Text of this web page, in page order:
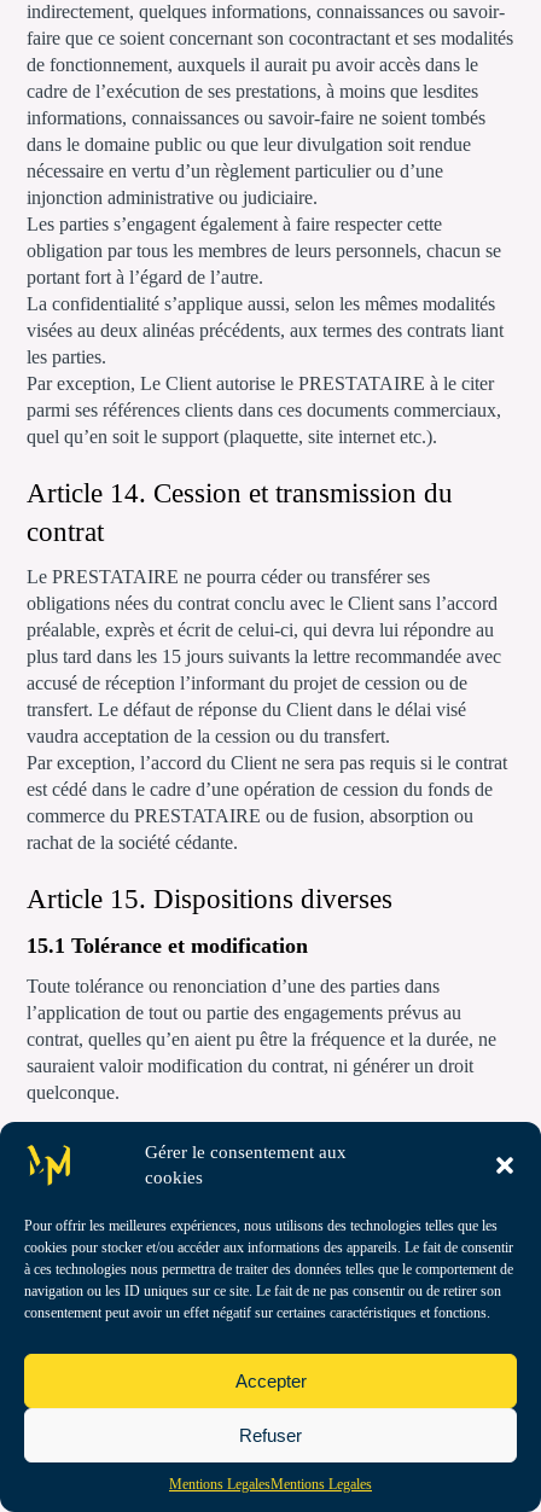
Gérer le consentement aux
cookies
Pour offrir les meilleures expériences, nous utilisons des technologies telles que les
cookies pour stocker et/ou accéder aux informations des appareils. Le fait de consentir
à ces technologies nous permettra de traiter des données telles que le comportement de
navigation ou les ID uniques sur ce site. Le fait de ne pas consentir ou de retirer son
consentement peut avoir un effet négatif sur certaines caractéristiques et fonctions.
Accepter
Refuser
Mentions LegalesMentions Legales
indirectement, quelques informations, connaissances ou savoir-
faire que ce soient concernant son cocontractant et ses modalités
de fonctionnement, auxquels il aurait pu avoir accès dans le
cadre de l’exécution de ses prestations, à moins que lesdites
informations, connaissances ou savoir‐faire ne soient tombés
dans le domaine public ou que leur divulgation soit rendue
nécessaire en vertu d’un règlement particulier ou d’une
injonction administrative ou judiciaire.
Les parties s’engagent également à faire respecter cette
obligation par tous les membres de leurs personnels, chacun se
portant fort à l’égard de l’autre.
La confidentialité s’applique aussi, selon les mêmes modalités
visées au deux alinéas précédents, aux termes des contrats liant
les parties.
Par exception, Le Client autorise le PRESTATAIRE à le citer
parmi ses références clients dans ces documents commerciaux,
quel qu’en soit le support (plaquette, site internet etc.).
Article 14. Cession et transmission du
contrat
Le PRESTATAIRE ne pourra céder ou transférer ses
obligations nées du contrat conclu avec le Client sans l’accord
préalable, exprès et écrit de celui-ci, qui devra lui répondre au
plus tard dans les 15 jours suivants la lettre recommandée avec
accusé de réception l’informant du projet de cession ou de
transfert. Le défaut de réponse du Client dans le délai visé
vaudra acceptation de la cession ou du transfert.
Par exception, l’accord du Client ne sera pas requis si le contrat
est cédé dans le cadre d’une opération de cession du fonds de
commerce du PRESTATAIRE ou de fusion, absorption ou
rachat de la société cédante.
Article 15. Dispositions diverses
15.1 Tolérance et modification
Toute tolérance ou renonciation d’une des parties dans
l’application de tout ou partie des engagements prévus au
contrat, quelles qu’en aient pu être la fréquence et la durée, ne
sauraient valoir modification du contrat, ni générer un droit
quelconque.
15.2 Autonomie des clauses
La nullité ou l’inapplicabilité de l’une quelconque des clauses
conserveront leur force et leur portée.
15.3 Loi applicable et litige
En cas litige entre le CLIENT et le PRESTATAIRE, les parties
tenteront dans un premier temps de résoudre leur différend par
accord amiable en fixant à cette occasion un délai limite pour
cette résolution.